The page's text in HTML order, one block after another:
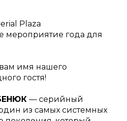
Plaza
мероприятие года для
имя нашего
гостя!
— серийный
из самых системных